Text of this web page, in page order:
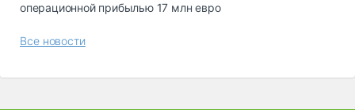
операционной прибылью 17 млн евро
Все новости